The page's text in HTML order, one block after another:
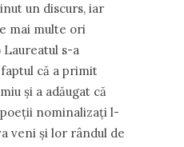
un discurs, iar
mai multe ori
s-a
că a primit
şi a adăugat că
nominalizaţi l-
veni şi lor rândul de